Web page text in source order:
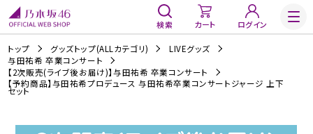
検索 カート ログイン
トップ グッズトップ(ALLカテゴリ)
LIVEグッズ
与田祐希 卒業コンサート
【2次販売(ライブ後お届け)】与田祐希 卒業コンサート
【予約商品】与田祐希プロデュース 与田祐希卒業コンサートジャージ 上下
セット